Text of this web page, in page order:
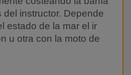
del instructor. Depende
estado de la mar el ir
u otra con la moto de